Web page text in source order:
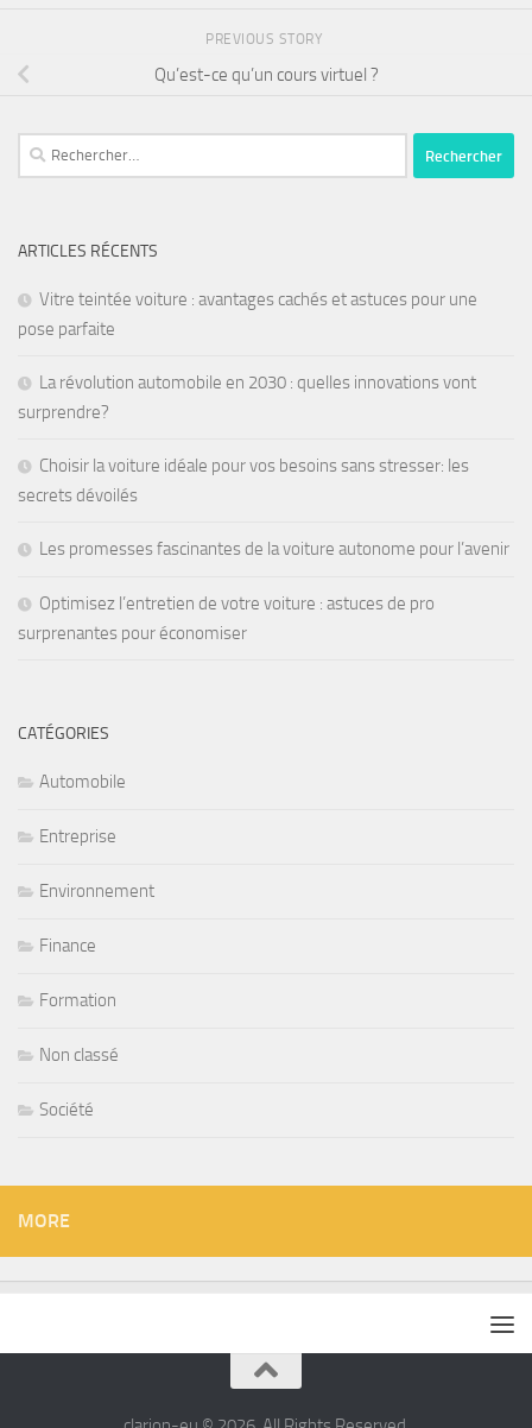
PREVIOUS STORY
Qu’est-ce qu’un cours virtuel ?
ARTICLES RÉCENTS
Vitre teintée voiture : avantages cachés et astuces pour une
pose parfaite
La révolution automobile en 2030 : quelles innovations vont
surprendre?
Choisir la voiture idéale pour vos besoins sans stresser: les
secrets dévoilés
Les promesses fascinantes de la voiture autonome pour l’avenir
Optimisez l’entretien de votre voiture : astuces de pro
surprenantes pour économiser
CATÉGORIES
Automobile
Entreprise
Environnement
Finance
Formation
Non classé
Société
MORE